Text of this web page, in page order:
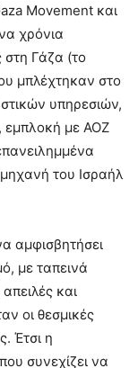
Movement και
χρόνια
στη Γάζα (το
μπλέχτηκαν στο
υπηρεσιών,
εμπλοκή με ΑΟΖ
μηχανή του Ισραήλ
αμφισβητήσει
με ταπεινά
και
οι θεσμικές
Έτσι η
συνεχίζει να